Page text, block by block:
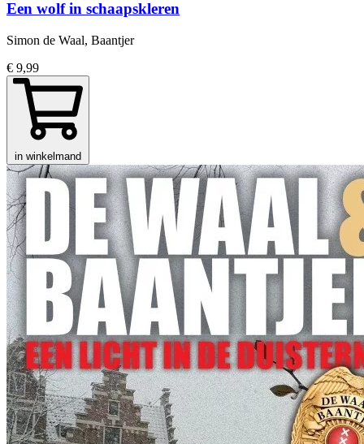
Een wolf in schaapskleren
Simon de Waal, Baantjer
€ 9,99
in winkelmand